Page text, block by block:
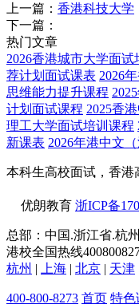
上一篇： 香港科技大学
下一篇：
热门文章
2026香港城市大学面试
荐计划面试课表 2026
思维能力提升课程
计划面试课程 2025香
理工大学面试培训课程
新课表 2026年港中文
本科生高校面试，香
优朗教育 浙ICP备
总部：中国.浙江省.杭
港校全国热线
杭州 | 上海 | 北京 | 天津
400-800-8273 首页 特色